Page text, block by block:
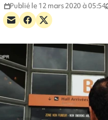
Publié le 12 mars 2020 à 05:54